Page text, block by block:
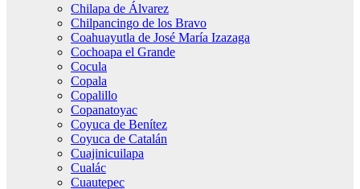
Chilapa de Álvarez
Chilpancingo de los Bravo
Coahuayutla de José María Izazaga
Cochoapa el Grande
Cocula
Copala
Copalillo
Copanatoyac
Coyuca de Benítez
Coyuca de Catalán
Cuajinicuilapa
Cualác
Cuautepec